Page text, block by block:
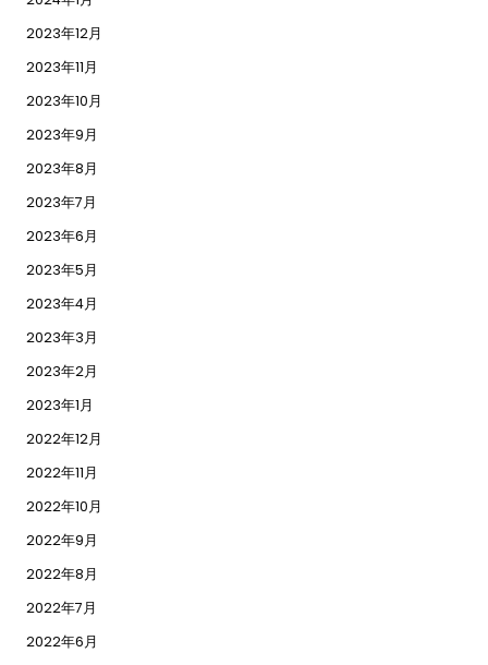
2023年12月
2023年11月
2023年10月
2023年9月
2023年8月
2023年7月
2023年6月
2023年5月
2023年4月
2023年3月
2023年2月
2023年1月
2022年12月
2022年11月
2022年10月
2022年9月
2022年8月
2022年7月
2022年6月